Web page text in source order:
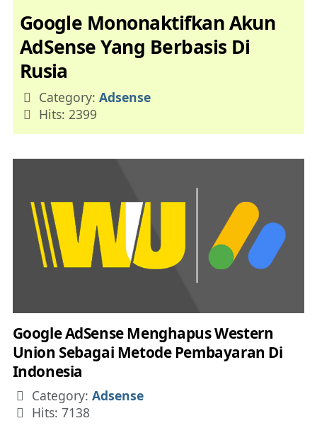
Google Mononaktifkan Akun
AdSense Yang Berbasis Di
Rusia
Details
Category: Adsense
Hits: 2399
Google AdSense Menghapus Western
Union Sebagai Metode Pembayaran Di
Indonesia
Details
Category: Adsense
Hits: 7138